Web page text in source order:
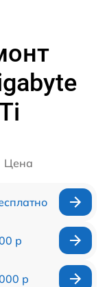
Цена
р
р